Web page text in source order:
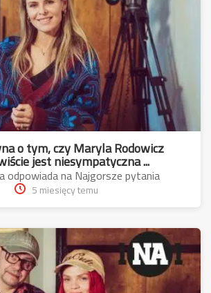
o tym, czy Maryla Rodowicz
jest niesympatyczna ...
odpowiada na Najgorsze pytania
5 miesięcy temu